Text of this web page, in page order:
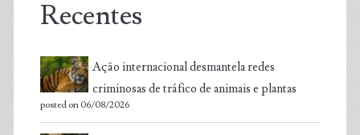
Recentes
Ação internacional desmantela redes
criminosas de tráfico de animais e plantas
posted on 06/08/2026